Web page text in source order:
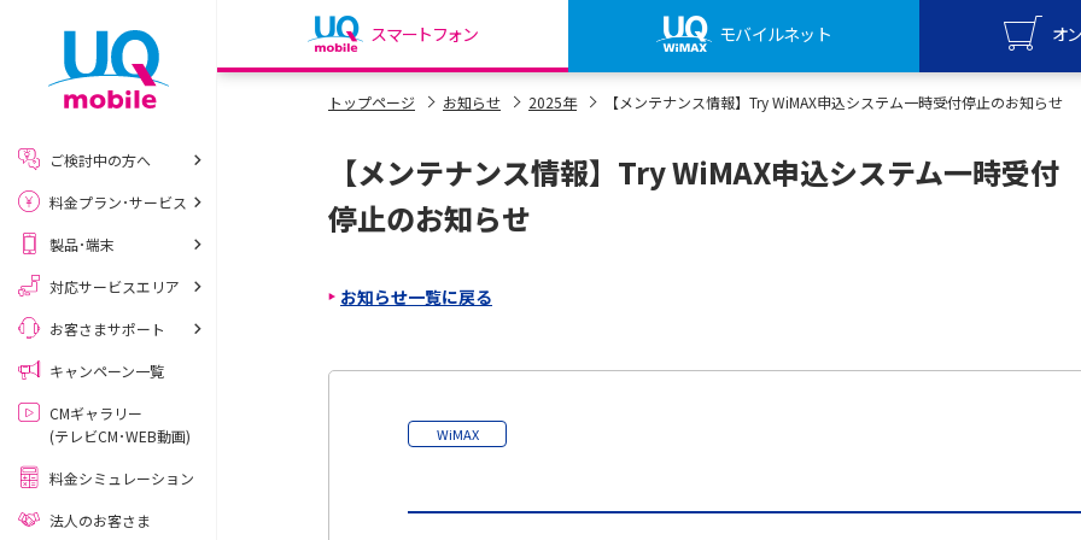
スマートフォン モバイルネット オ
my UQ WiMAX
My UQ mobile
UQ mobile ご契約の方
UQ
UQ
トップページ お知らせ 2025年 【メンテナンス情報】Try WiMAX申込システム一時受付停止のお知らせ
【メンテナンス情報】Try WiMAX申込システム一時受付
停止のお知らせ
お知らせ一覧に戻る
WiMAX
ご検討中の方へ
料金プラン･サービス
製品･端末
対応サービスエリア
お客さまサポート
キャンペーン一覧
CMギャラリー
(テレビCM･WEB動画)
料金シミュレーション
法人のお客さま